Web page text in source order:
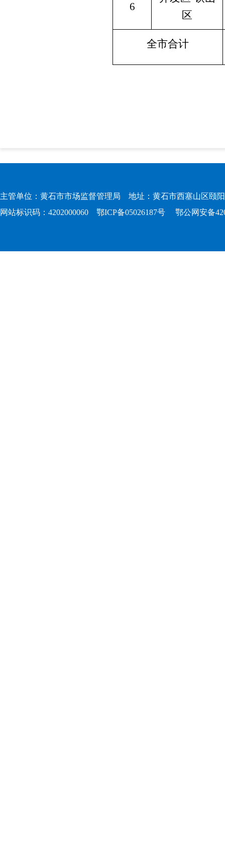
6
区
全市合计
主管单位：黄石市市场监督管理局 地址：黄石市西塞山区颐
网站标识码：4202000060 鄂ICP备05026187号 鄂公网安备